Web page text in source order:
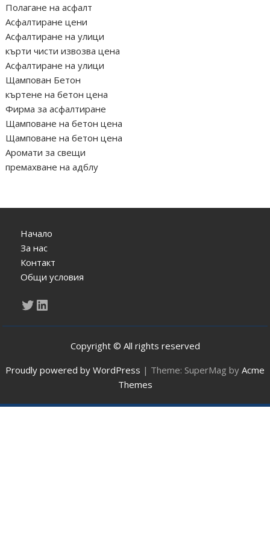
Полагане на асфалт
Асфалтиране цени
Асфалтиране на улици
кърти чисти извозва цена
Асфалтиране на улици
Щампован Бетон
къртене на бетон цена
Фирма за асфалтиране
Щамповане на бетон цена
Щамповане на бетон цена
Аромати за свещи
премахване на адблу
Начало
За нас
Контакт
Общи условия
Twitter
LinkedIn
Copyright © All rights reserved
Proudly powered by WordPress | Theme: SuperMag by Acme
Themes